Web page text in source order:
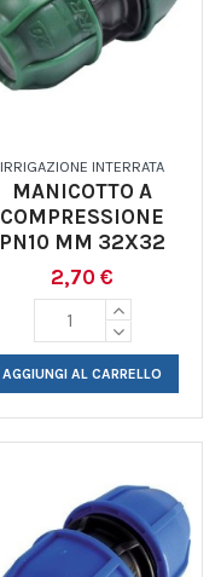
IRRIGAZIONE INTERRATA
MANICOTTO A
COMPRESSIONE
PN10 MM 32X32
2,70 €
AGGIUNGI AL CARRELLO